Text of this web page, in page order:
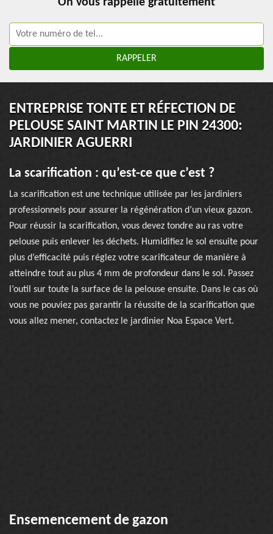
On vous rappelle gratuitement
ENTREPRISE TONTE ET RÉFECTION DE
PELOUSE SAINT MARTIN LE PIN 24300:
JARDINIER AGUERRI
La scarification : qu’est-ce que c’est ?
La scarification est une technique utilisée par les jardiniers
professionnels pour assurer la régénération d’un vieux gazon.
Pour réussir la scarification, vous devez tondre au ras votre
pelouse puis enlever les déchets. Humidifiez le sol ensuite pour
plus d’efficacité puis réglez votre scarificateur de manière à
atteindre tout au plus 4 mm de profondeur dans le sol. Passez
l’outil sur toute la surface de la pelouse ensuite. Dans le cas où
vous ne pouviez pas garantir la réussite de la scarification que
vous allez mener, contactez le jardinier Noa Espace Vert.
Ensemencement de gazon